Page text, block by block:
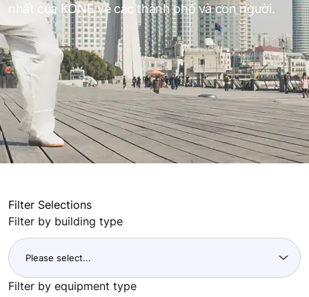
nhất của KONE về các thành phố và con người.
Filter Selections
Filter by building type
Filter by equipment type